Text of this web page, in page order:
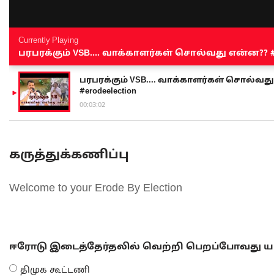
Currently Playing
பரபரக்கும் VSB.... வாக்காளர்கள் சொல்வது என்ன??
பரபரக்கும் VSB.... வாக்காளர்கள் சொல்வது
#erodeelection
00:03:02
கருத்துக்கணிப்பு
Welcome to your Erode By Election
ஈரோடு இடைத்தேர்தலில் வெற்றி பெறப்போவது
திமுக கூட்டணி